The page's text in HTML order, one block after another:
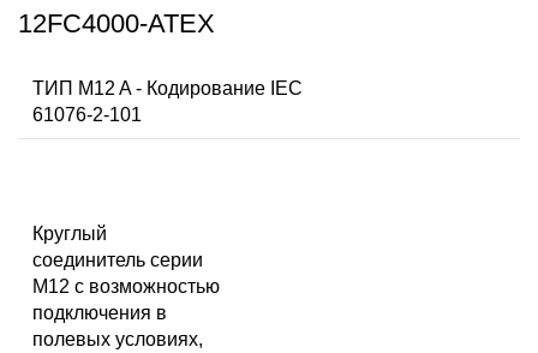
12FC4000-ATEX
ТИП M12 A - Кодирование IEC
61076-2-101
Круглый
соединитель серии
M12 с возможностью
подключения в
полевых условиях,